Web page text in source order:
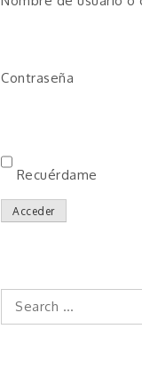
Contraseña
Recuérdame
Acceder
Search
for: